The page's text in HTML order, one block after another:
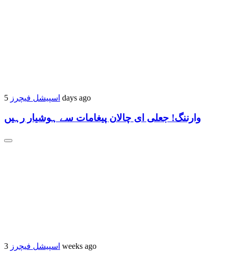
اسپیشل فیچرز 5 days ago
وارننگ! جعلی ای چالان پیغامات سے ہوشیار رہیں
اسپیشل فیچرز 3 weeks ago